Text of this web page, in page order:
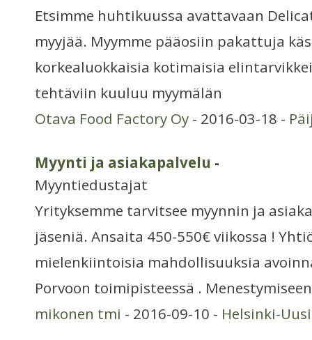
Etsimme huhtikuussa avattavaan
myyjää. Myymme pääosiin pakattuja
korkealuokkaisia kotimaisia
tehtäviin kuuluu myymälän
Otava Food Factory Oy - 2016-03-18 -
Myynti ja asiakapalvelu -
Myyntiedustajat
Yrityksemme tarvitsee myynnin ja
jäseniä. Ansaita 450-550€ viikossa !
mielenkiintoisia mahdollisuuksia
Porvoon toimipisteessä .
mikonen tmi - 2016-09-10 - Helsinki-